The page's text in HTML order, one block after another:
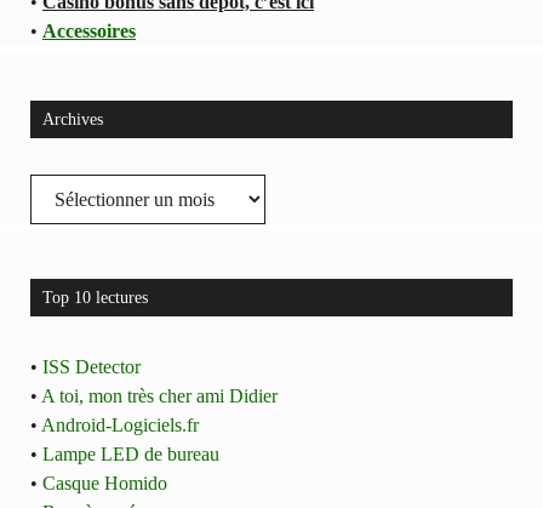
• Accessoires
Archives
Archives
Top 10 lectures
• ISS Detector
• A toi, mon très cher ami Didier
• Android-Logiciels.fr
• Lampe LED de bureau
• Casque Homido